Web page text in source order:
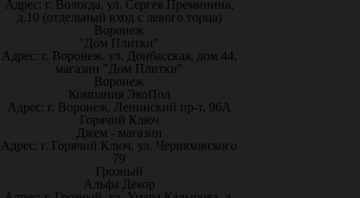
Адрес: г. Вологда, ул. Сергея Преминина,
д.10 (отдельный вход с левого торца)
Воронеж
"Дом Плитки"
Адрес: г. Воронеж. ул. Донбасская, дом 44,
магазин "Дом Плитки"
Воронеж
Компания ЭкоПол
Адрес: г. Воронеж, Ленинский пр-т, 96А
Горячий Ключ
Джем - магазин
Адрес: г. Горячий Ключ, ул. Черняховского
79
Грозный
Альфа Декор